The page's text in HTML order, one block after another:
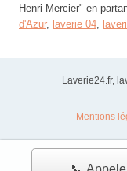
Henri Mercier" en
d'Azur, laverie 04,
Laverie24.fr,
Mentions